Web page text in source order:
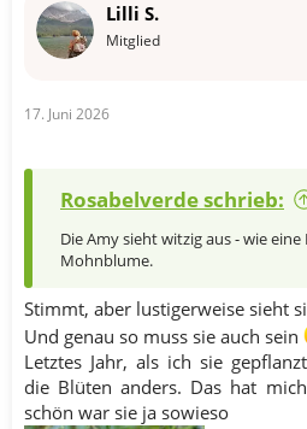
o
:
Lilli S.
Mitglied
17. Juni 2026
Rosabelverde schrieb:
Die Amy sieht witzig aus - wie
Mohnblume.
Stimmt, aber lustigerweise sieht
Und genau so muss sie auch sein
Letztes Jahr, als ich sie
die Blüten anders. Das hat
schön war sie ja sowieso​